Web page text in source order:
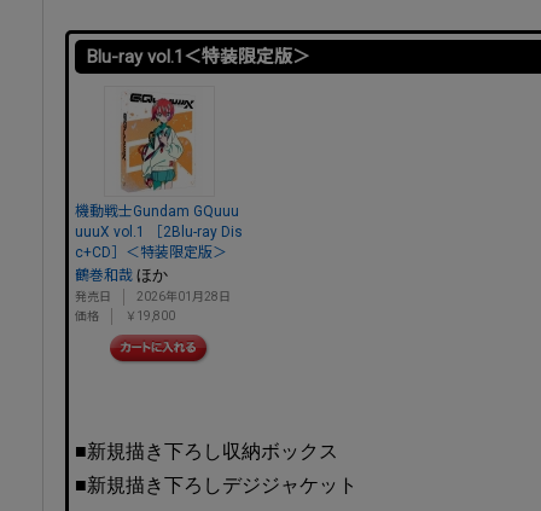
Blu-ray vol.1＜特装限定版＞
機動戦士Gundam GQuuu
uuuX vol.1 ［2Blu-ray Dis
c+CD］＜特装限定版＞
鶴巻和哉 ほか
発売日
2026年01月28日
価格
￥19,800
■新規描き下ろし収納ボックス
■新規描き下ろしデジジャケット